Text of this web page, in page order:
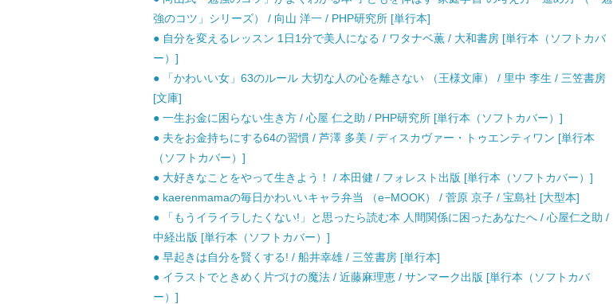
強のコツ」シリーズ） / 向山 洋一 / PHP研究所 [単行本]
● 自分を変えるレッスン 1日1分で美人になる / ワタナベ薫 / 大和書房 [単行本（ソフトカバ
ー）]
● 「かわいい女」63のルール 大切な人の心を離さない （王様文庫） / 里中 李生 / 三笠書房
[文庫]
● 一生お金に困らない生き方 / 心屋 仁之助 / PHP研究所 [単行本（ソフトカバー）]
● 夫をお金持ちにする64の習慣 / 芦澤 多美 / ディスカヴァー・トゥエンティワン [単行本
（ソフトカバー）]
● 大好きなことをやって生きよう！ / 本田健 / フォレスト出版 [単行本（ソフトカバー）]
● kaerenmamaの毎日かわいいキャラ弁当 （e−MOOK） / 菅原 京子 / 宝島社 [大型本]
● 「もうイライラしたくない!」と思ったら読む本 人間関係に困ったあなたへ / 心屋仁之助 /
中経出版 [単行本（ソフトカバー）]
● 早起きは自分を賢くする! / 船井幸雄 / 三笠書房 [単行本]
● イラストでときめく片づけの魔法 / 近藤麻理恵 / サンマーク出版 [単行本（ソフトカバ
ー）]